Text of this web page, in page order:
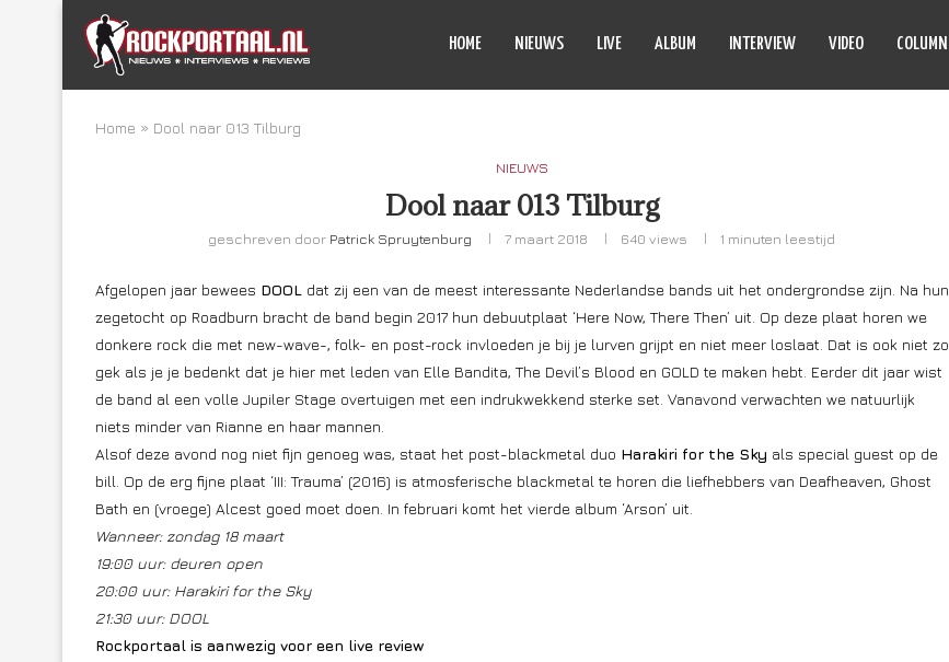
HOME NIEUWS LIVE ALBUM INTERVIEW VIDEO COLUMN
Home » Dool naar 013 Tilburg
NIEUWS
Dool naar 013 Tilburg
geschreven door Patrick Spruytenburg 7 maart 2018 640 views 1 minuten leestijd
Afgelopen jaar bewees DOOL dat zij een van de meest interessante Nederlandse bands uit het ondergrondse zijn. Na hun
zegetocht op Roadburn bracht de band begin 2017 hun debuutplaat ‘Here Now, There Then’ uit. Op deze plaat horen we
donkere rock die met new-wave-, folk- en post-rock invloeden je bij je lurven grijpt en niet meer loslaat. Dat is ook niet zo
gek als je je bedenkt dat je hier met leden van Elle Bandita, The Devil’s Blood en GOLD te maken hebt. Eerder dit jaar wist
de band al een volle Jupiler Stage overtuigen met een indrukwekkend sterke set. Vanavond verwachten we natuurlijk
niets minder van Rianne en haar mannen.
Alsof deze avond nog niet fijn genoeg was, staat het post-blackmetal duo Harakiri for the Sky als special guest op de
bill. Op de erg fijne plaat ‘III: Trauma’ (2016) is atmosferische blackmetal te horen die liefhebbers van Deafheaven, Ghost
Bath en (vroege) Alcest goed moet doen. In februari komt het vierde album ‘Arson’ uit.
Wanneer: zondag 18 maart
19:00 uur: deuren open
20:00 uur: Harakiri for the Sky
21:30 uur: DOOL
Rockportaal is aanwezig voor een live review